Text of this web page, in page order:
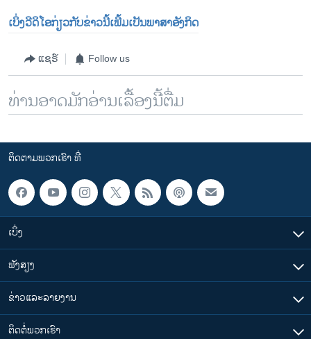
ເບິ່ງວີດິໂອກ່ຽວກັບຂ່າວນີ້ເພີ້ມເປັນພາສາອັງກິດ
ແຊຣ໌ Follow us
ທ່ານອາດມັກອ່ານເລື້ອງນີ້ຕື່ມ
ຕິດຕາມພວກເຮົາ ທີ່
ເບິ່ງ
ຟັງສຽງ
ຂ່າວແລະລາຍງານ
ຕິດຕໍ່ພວກເຮົາ